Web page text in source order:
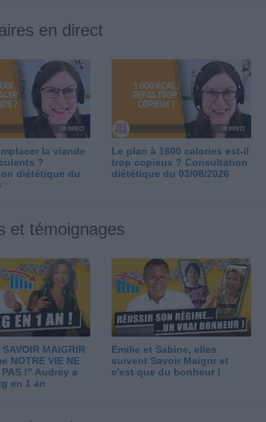
en direct
la viande
?
diététique du
Le plan à 1600 calories est-il
trop copieux ? Consultation
diététique du 03/08/2026
et témoignages
MAIGRIR
NOTRE VIE NE
PAS !" Audrey a
en 1 an
Emilie et Sabine, elles
suivent Savoir Maigrir et
c'est que du bonheur !